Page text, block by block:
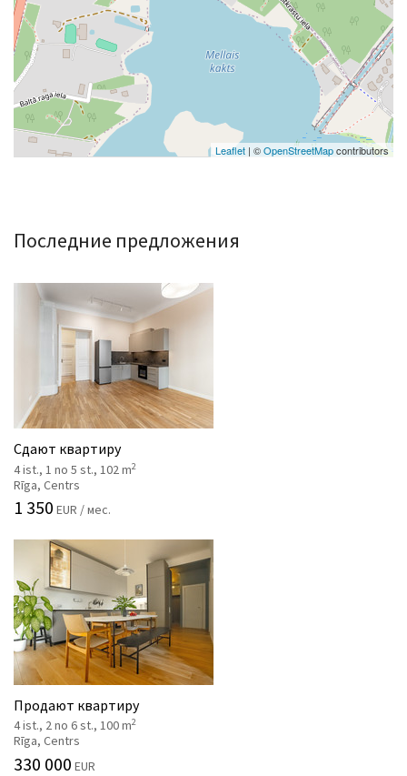
Leaflet | ©OpenStreetMapcontributors
Последние предложения
Сдают квартиру
4 ist., 1 no 5 st., 102 m2
Rīga, Centrs
1 350 EUR / мес.
Продают квартиру
4 ist., 2 no 6 st., 100 m2
Rīga, Centrs
330 000 EUR